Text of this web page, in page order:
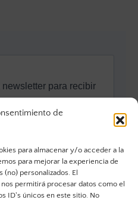
de
para almacenar y/o acceder a la
para mejorar la experiencia de
personalizados. El
permitirá procesar datos como el
ID's únicos en este sitio. No